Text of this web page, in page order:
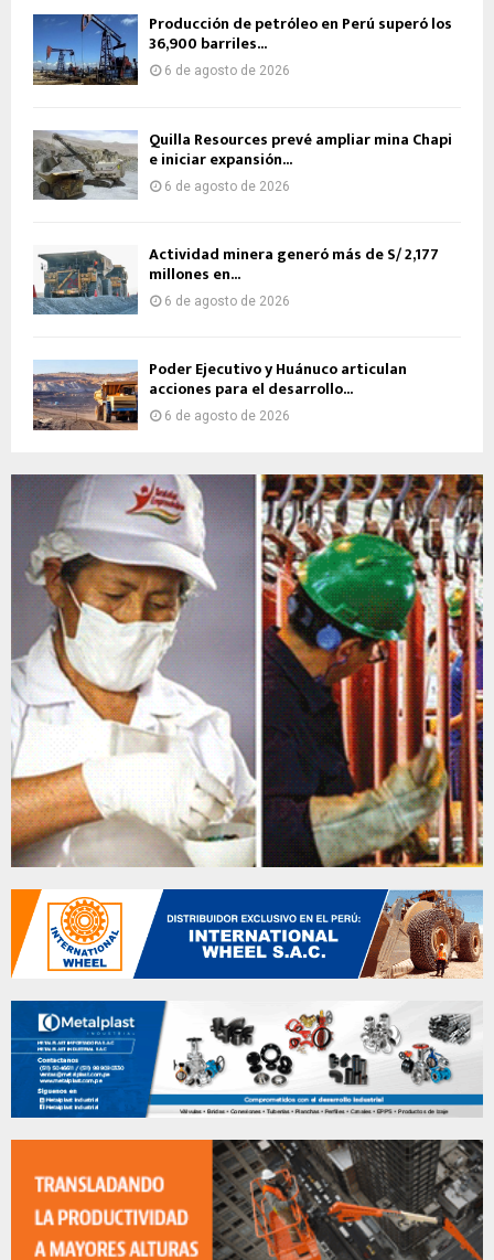
Producción de petróleo en Perú superó los
36,900 barriles...
6 de agosto de 2026
Quilla Resources prevé ampliar mina Chapi
e iniciar expansión...
6 de agosto de 2026
Actividad minera generó más de S/ 2,177
millones en...
6 de agosto de 2026
Poder Ejecutivo y Huánuco articulan
acciones para el desarrollo...
6 de agosto de 2026